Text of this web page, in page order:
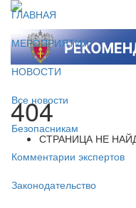
ГЛАВНАЯ
МЕРОПРИЯТИЯ
НОВОСТИ
Все новости
Безопасникам
Комментарии экспертов
Законодательство
404
СТРАНИЦА НЕ